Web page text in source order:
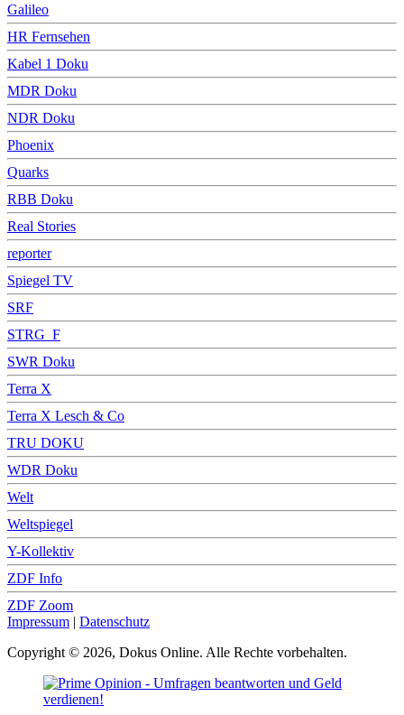
Galileo
HR Fernsehen
Kabel 1 Doku
MDR Doku
NDR Doku
Phoenix
Quarks
RBB Doku
Real Stories
reporter
Spiegel TV
SRF
STRG_F
SWR Doku
Terra X
Terra X Lesch & Co
TRU DOKU
WDR Doku
Welt
Weltspiegel
Y-Kollektiv
ZDF Info
ZDF Zoom
Impressum | Datenschutz
Copyright © 2026, Dokus Online. Alle Rechte vorbehalten.